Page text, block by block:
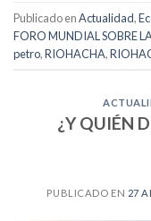
Publicado enActualidad,
FORO MUNDIAL SOBRE
petro,RIOHACHA,
¿Y QUIÉN
PUBLICADO EN 27